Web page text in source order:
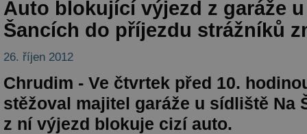
Auto blokující výjezd z garáže
Šancích do příjezdu strážníků
26. říjen 2012
Chrudim - Ve čtvrtek před 10.
stěžoval majitel garáže u sídliště Na
z ní výjezd blokuje cizí auto.